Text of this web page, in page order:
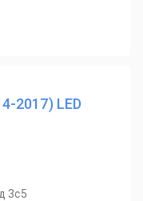
2017) LED
3с5